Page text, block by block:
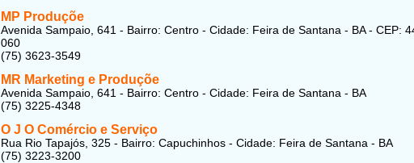
MP Produçõe
Avenida Sampaio, 641 - Bairro: Centro - Cidade: Feira de Santana - BA - CEP:
060
(75) 3623-3549
MR Marketing e Produçõe
Avenida Sampaio, 641 - Bairro: Centro - Cidade: Feira de Santana - BA
(75) 3225-4348
O J O Comércio e Serviço
Rua Rio Tapajós, 325 - Bairro: Capuchinhos - Cidade: Feira de Santana - BA
(75) 3223-3200